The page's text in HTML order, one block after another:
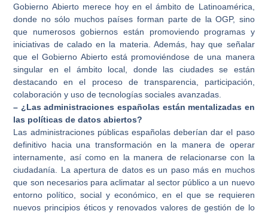
Gobierno Abierto merece hoy en el ámbito de Latinoamérica,
donde no sólo muchos países forman parte de la OGP, sino
que numerosos gobiernos están promoviendo programas y
iniciativas de calado en la materia. Además, hay que señalar
que el Gobierno Abierto está promoviéndose de una manera
singular en el ámbito local, donde las ciudades se están
destacando en el proceso de transparencia, participación,
colaboración y uso de tecnologías sociales avanzadas.
– ¿Las administraciones españolas están mentalizadas en
las políticas de datos abiertos?
Las administraciones públicas españolas deberían dar el paso
definitivo hacia una transformación en la manera de operar
internamente, así como en la manera de relacionarse con la
ciudadanía. La apertura de datos es un paso más en muchos
que son necesarios para aclimatar al sector público a un nuevo
entorno político, social y económico, en el que se requieren
nuevos principios éticos y renovados valores de gestión de lo